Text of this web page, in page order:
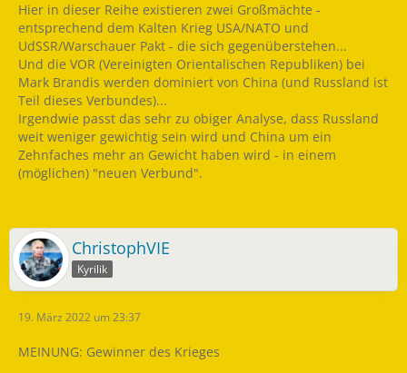
Hier in dieser Reihe existieren zwei Großmächte -
entsprechend dem Kalten Krieg USA/NATO und
UdSSR/Warschauer Pakt - die sich gegenüberstehen...
Und die VOR (Vereinigten Orientalischen Republiken) bei
Mark Brandis werden dominiert von China (und Russland ist
Teil dieses Verbundes)...
Irgendwie passt das sehr zu obiger Analyse, dass Russland
weit weniger gewichtig sein wird und China um ein
Zehnfaches mehr an Gewicht haben wird - in einem
(möglichen) "neuen Verbund".
ChristophVIE
Kyrilik
19. März 2022 um 23:37
MEINUNG: Gewinner des Krieges